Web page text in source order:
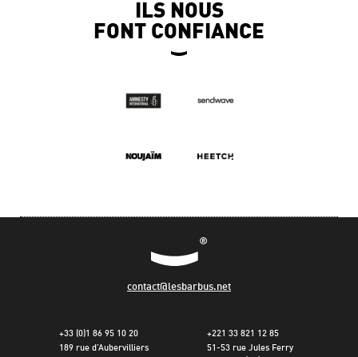
ILS NOUS
FONT CONFIANCE
contact@lesbarbus.net
+33 (0)1 86 95 10 20
189 rue d’Aubervilliers
+221 33 821 12 85
51-53 rue Jules Ferry